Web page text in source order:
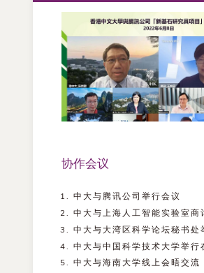
协作会议
中大与腾讯公司举行会议
中大与上海人工智能实验室商
中大与大湾区科学论坛秘书处
中大与中国科学技术大学举行
中大与海南大学线上会晤交流